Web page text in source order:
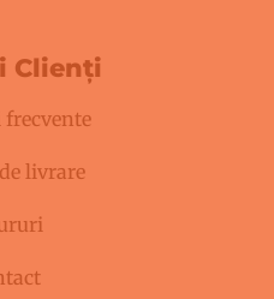
Clienți
livrare